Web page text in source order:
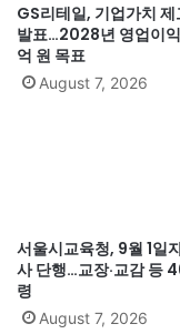
GS리테일, 기업가치 제
발표…2028년 영업이
억 원 목표
August 7, 2026
서울시교육청, 9월 1일
사 단행…교장·교감 등
령
August 7, 2026